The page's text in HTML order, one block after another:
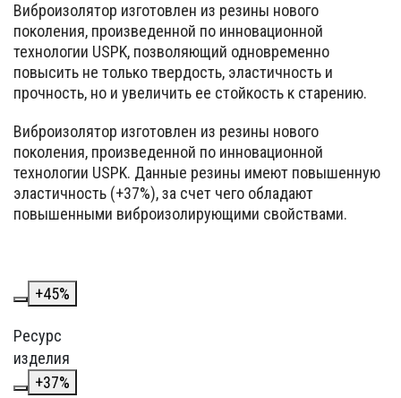
Виброизолятор изготовлен из резины нового
поколения, произведенной по инновационной
технологии USPK, позволяющий одновременно
повысить не только твердость, эластичность и
прочность, но и увеличить ее стойкость к старению.
Виброизолятор изготовлен из резины нового
поколения, произведенной по инновационной
технологии USPK. Данные резины имеют повышенную
эластичность (+37%), за счет чего обладают
повышенными виброизолирующими свойствами.
+45%
Ресурс
изделия
+37%